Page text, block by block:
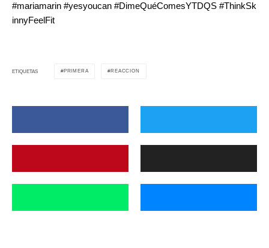
#mariamarin #yesyoucan #DimeQuéComesYTDQS #ThinkSk
innyFeelFit
ETIQUETAS PRIMERA REACCION